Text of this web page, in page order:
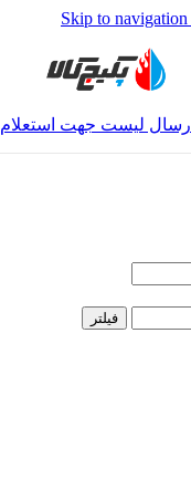
Skip to navigation
ارسال لیست جهت استعلام
فیلتر